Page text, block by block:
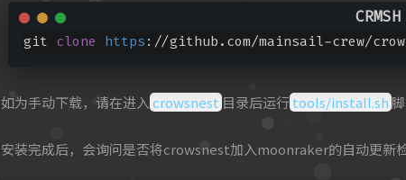
git clone https ://github.com/mainsail-crew/
如为手动下载，请在进入 crowsnest 目录后运行tools/install.sh脚
安装完成后，会询问是否将crowsnest加入moonraker的自动更新